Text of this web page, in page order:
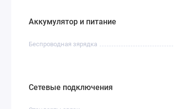
Аккумулятор и питание
Беспроводная зярядка
Сетевые подключения